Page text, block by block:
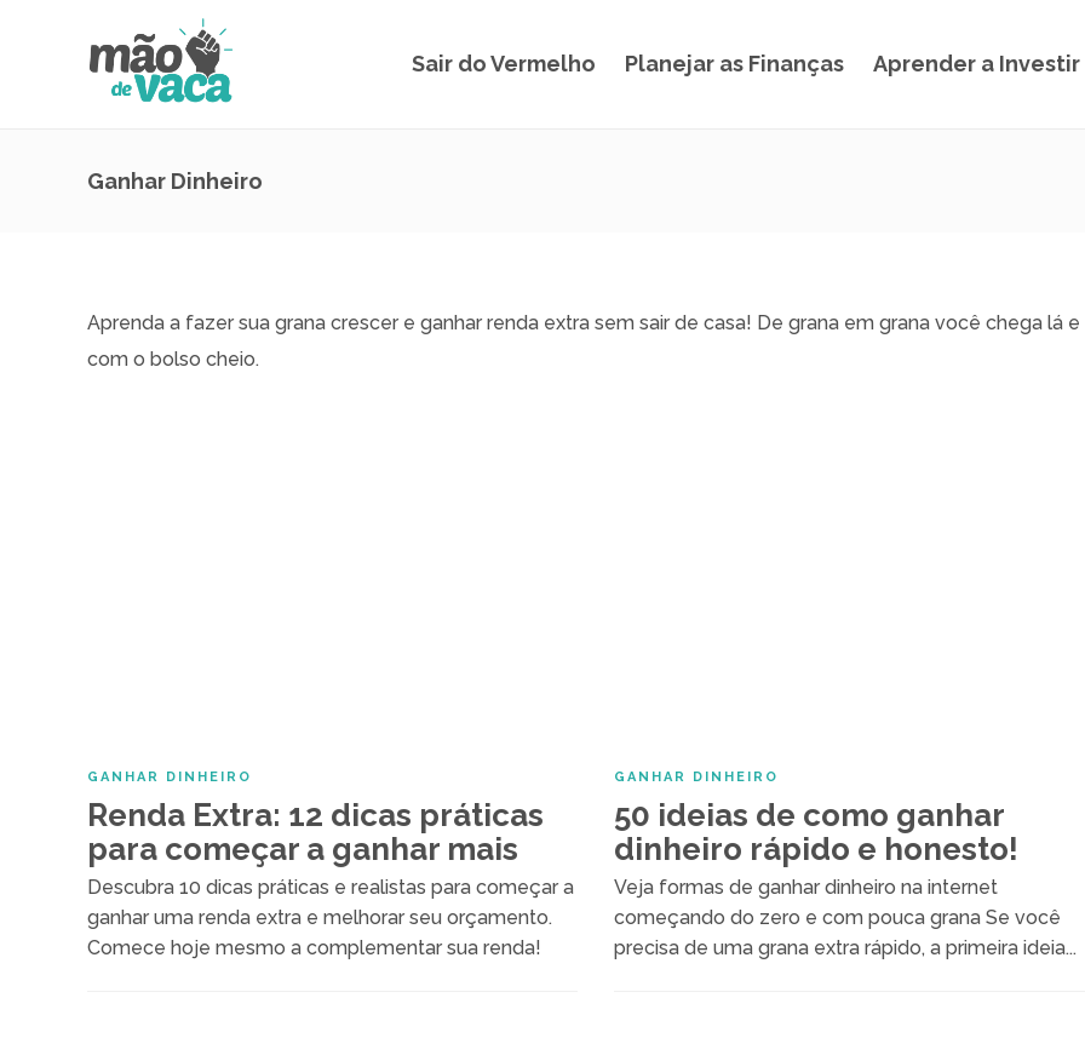
Sair do Vermelho Planejar as Finanças Aprender a Investir
Ganhar Dinheiro
Aprenda a fazer sua grana crescer e ganhar renda extra sem sair de casa! De grana em grana você chega lá e
com o bolso cheio.
GANHAR DINHEIRO
Renda Extra: 12 dicas práticas
para começar a ganhar mais
Descubra 10 dicas práticas e realistas para começar a
ganhar uma renda extra e melhorar seu orçamento.
Comece hoje mesmo a complementar sua renda!
GANHAR DINHEIRO
50 ideias de como ganhar
dinheiro rápido e honesto!
Veja formas de ganhar dinheiro na internet
começando do zero e com pouca grana Se você
precisa de uma grana extra rápido, a primeira ideia...